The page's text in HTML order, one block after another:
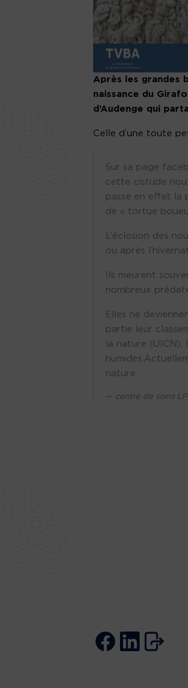
Après les grandes
naissance du
d’Audenge qui
Celle d’une toute
Sur sa page
cette cistude
passe en effet la
de « tortue
L’éclosion des
ou après
Ils meurent
nombreux
Elles ne
partie leur
la nature
nature
centre de soins